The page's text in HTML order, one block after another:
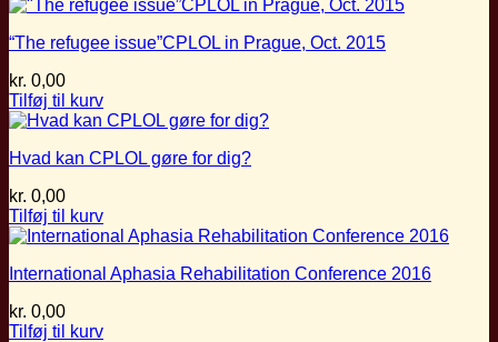
“The refugee issue”CPLOL in Prague, Oct. 2015
kr. 0,00
Tilføj til kurv
Hvad kan CPLOL gøre for dig?
kr. 0,00
Tilføj til kurv
International Aphasia Rehabilitation Conference 2016
kr. 0,00
Tilføj til kurv